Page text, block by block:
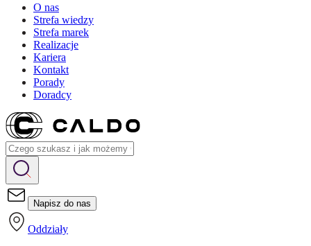
O nas
Strefa wiedzy
Strefa marek
Realizacje
Kariera
Kontakt
Porady
Doradcy
Napisz do nas
Oddziały